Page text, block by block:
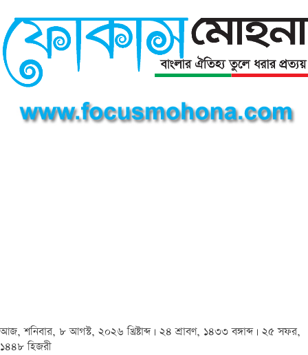
আজ, শনিবার, ৮ আগস্ট, ২০২৬ খ্রিষ্টাব্দ | ২৪ শ্রাবণ, ১৪৩৩ বঙ্গাব্দ | ২৫ সফর,
১৪৪৮ হিজরী